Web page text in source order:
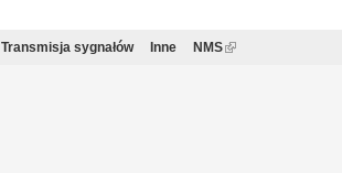
Transmisja sygnałów Inne NMS(link